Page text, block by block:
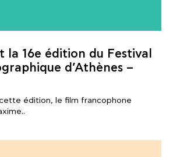
la 16e édition du Festival
d’Athènes –
édition, le film francophone